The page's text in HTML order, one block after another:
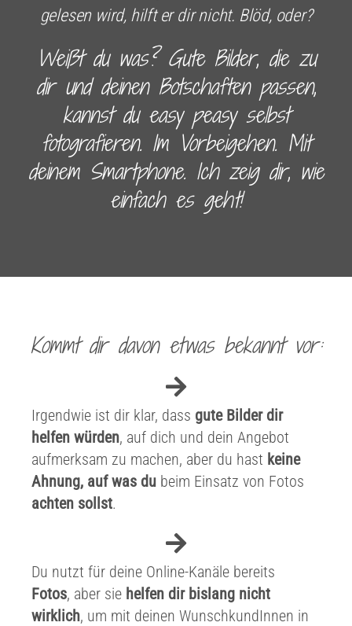
gelesen wird, hilft er dir nicht. Blöd, oder?
Weißt du was? Gute Bilder, die zu
dir und deinen Botschaften passen,
kannst du easy peasy selbst
fotografieren. Im Vorbeigehen. Mit
deinem Smartphone. Ich zeig dir, wie
einfach es geht!
Kommt dir davon etwas bekannt vor:
Irgendwie ist dir klar, dass gute Bilder dir
helfen würden, auf dich und dein Angebot
aufmerksam zu machen, aber du hast keine
Ahnung, auf was du beim Einsatz von Fotos
achten sollst.
Du nutzt für deine Online-Kanäle bereits
Fotos, aber sie helfen dir bislang nicht
wirklich, um mit deinen WunschkundInnen in